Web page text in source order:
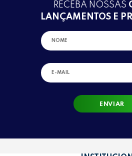
RECEBA NOSSAS
LANÇAMENTOS E
ENVIAR